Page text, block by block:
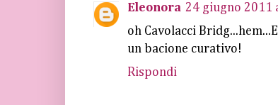
Eleonora 24 giugno 2011
oh Cavolacci
un bacione curativo!
Rispondi